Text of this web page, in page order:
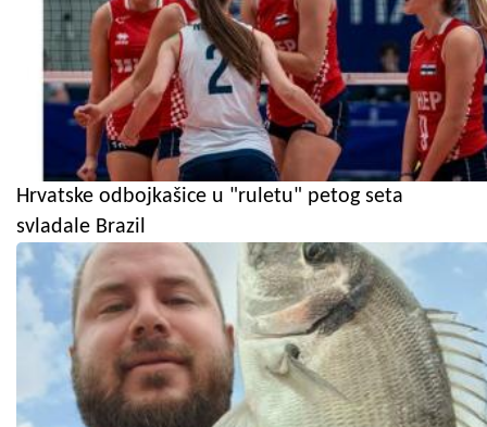
Hrvatske odbojkašice u "ruletu" petog seta
svladale Brazil